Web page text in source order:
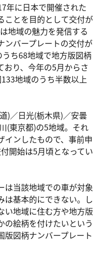
年に日本で開催された
ことを目的として交付が
地域の魅力を発信する
ンバープレートの交付が
ち68地域で地方版図柄
おり、今年の5月からさ
地域のうち半数以上
)／日光(栃木県)／安曇
(東京都)の5地域。それ
インしたもので、事前申
開始は5月頃となってい
は当該地域での車が対象
は基本的にできない。し
い地域に住む方や地方版
の絵柄を付けたいという
版図柄ナンバープレート